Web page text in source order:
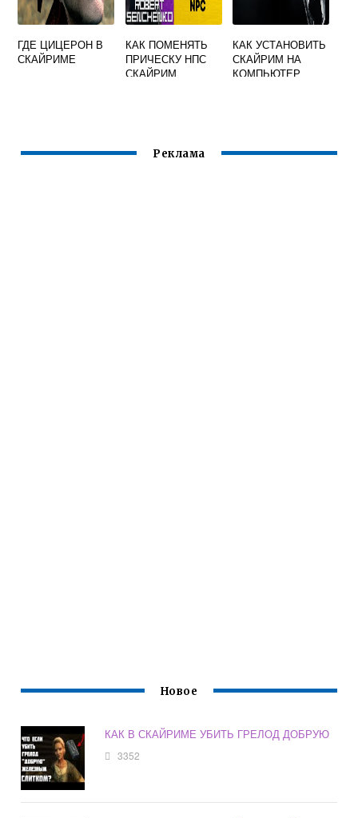
ГДЕ ЦИЦЕРОН В
СКАЙРИМЕ
КАК ПОМЕНЯТЬ
ПРИЧЕСКУ НПС
СКАЙРИМ
КАК УСТАНОВИТЬ
СКАЙРИМ НА
КОМПЬЮТЕР
Реклама
Новое
КАК В СКАЙРИМЕ УБИТЬ ГРЕЛОД ДОБРУЮ
3352